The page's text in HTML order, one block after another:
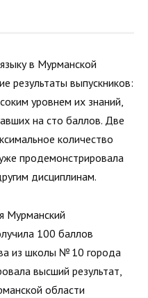
в Мурманской
результаты выпускников:
уровнем их знаний,
на сто баллов. Две
количество
продемонстрировала
дисциплинам.
Мурманский
100 баллов
из школы № 10 города
высший результат,
области